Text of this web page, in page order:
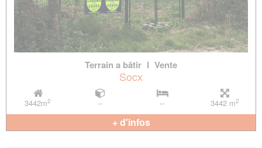
Terrain a bâtir l Vente
Socx
3442m2 -- -- 3442 m2
+ d'infos